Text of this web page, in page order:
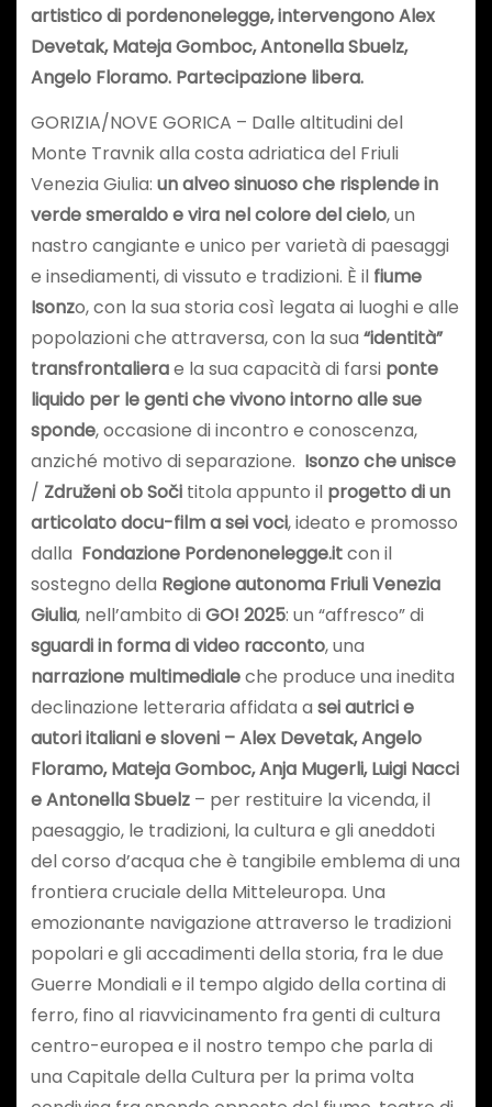
artistico di pordenonelegge, intervengono Alex
Devetak, Mateja Gomboc, Antonella Sbuelz,
Angelo Floramo. Partecipazione libera.
GORIZIA/NOVE GORICA – Dalle altitudini del
Monte Travnik alla costa adriatica del Friuli
Venezia Giulia: un alveo sinuoso che risplende in
verde smeraldo e vira nel colore del cielo, un
nastro cangiante e unico per varietà di paesaggi
e insediamenti, di vissuto e tradizioni. È il fiume
Isonzo, con la sua storia così legata ai luoghi e alle
popolazioni che attraversa, con la sua “identità”
transfrontalierae la sua capacità di farsi ponte
liquido per le genti che vivono intorno alle sue
sponde, occasione di incontro e conoscenza,
anziché motivo di separazione. Isonzo che unisce
/ Združeni ob Soči titola appunto il progetto di un
articolato docu-film a sei voci, ideato e promosso
dalla Fondazione Pordenonelegge.itcon il
sostegno della Regione autonoma Friuli Venezia
Giulia, nell’ambito diGO! 2025: un “affresco” di
sguardi in forma di video racconto, una
narrazione multimedialeche produce una inedita
declinazione letteraria affidata a sei autrici e
autori italiani e sloveni – Alex Devetak, Angelo
Floramo, Mateja Gomboc, Anja Mugerli, Luigi Nacci
e Antonella Sbuelz– per restituire la vicenda, il
paesaggio, le tradizioni, la cultura e gli aneddoti
del corso d’acqua che è tangibile emblema di una
frontiera cruciale della Mitteleuropa. Una
emozionante navigazione attraverso le tradizioni
popolari e gli accadimenti della storia, fra le due
Guerre Mondiali e il tempo algido della cortina di
ferro, fino al riavvicinamento fra genti di cultura
centro-europea e il nostro tempo che parla di
una Capitale della Cultura per la prima volta